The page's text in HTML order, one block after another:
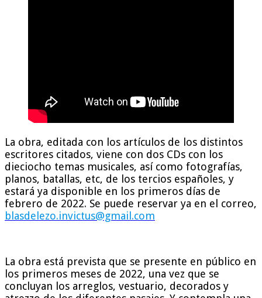
La obra, editada con los artículos de los distintos
escritores citados, viene con dos CDs con los
dieciocho temas musicales, así como fotografías,
planos, batallas, etc, de los tercios españoles, y
estará ya disponible en los primeros días de
febrero de 2022. Se puede reservar ya en el correo,
blasdelezo.invictus@gmail.com
La obra está prevista que se presente en público en
los primeros meses de 2022, una vez que se
concluyan los arreglos, vestuario, decorados y